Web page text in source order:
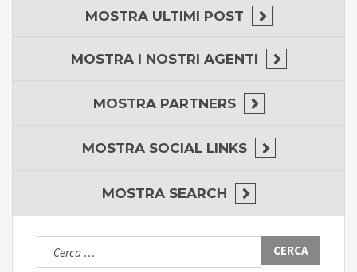
MOSTRA ULTIMI POST
MOSTRA I NOSTRI AGENTI
MOSTRA PARTNERS
MOSTRA SOCIAL LINKS
MOSTRA SEARCH
Ricerca
per: